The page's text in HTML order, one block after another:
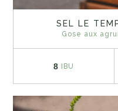
SEL LE
Gose aux
8 IBU